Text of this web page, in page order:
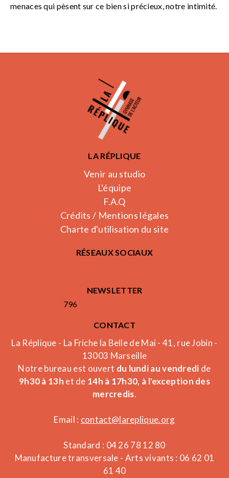
menaces qui pèsent sur ce bien si précieux, notre intimité.
LA RÉPLIQUE
Venir au studio
L'équipe
F.A.Q
Crédits / Mentions légales
Charte d'utilisation du site
RÉSEAUX SOCIAUX
NEWSLETTER
796
CONTACT
La Réplique - La Friche la Belle de Mai - 41, rue Jobin -
13003 Marseille
Notre bureau est ouvert du lundi au vendredi de
9h30 à 13h et de 14h à 17h30, à l'exception des
mercredis.
Email : contact@lareplique.org
Standard : 04 26 78 12 80
Manufacture transversale - Arts vivants : 06 62 01
61 40